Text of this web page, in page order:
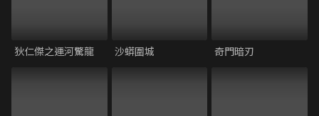
狄仁傑之運河驚龍 沙蟒圍城 奇門暗刃